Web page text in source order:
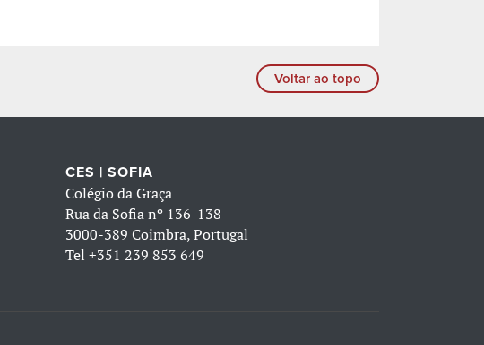
Voltar ao topo
CES | SOFIA
Colégio da Graça
Rua da Sofia nº 136-138
3000-389 Coimbra, Portugal
Tel +351 239 853 649